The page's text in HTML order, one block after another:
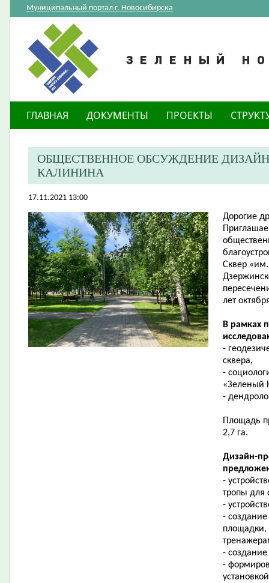
Муниципальный портал г. Новосибирска
ГЛАВНАЯ ДОКУМЕНТЫ ПРОЕКТЫ
ОБЩЕСТВЕННОЕ ОБСУЖДЕНИЕ
КАЛИНИНА
17.11.2021 13:00
Дорогие
Сквер
лет
В рамках
-
сквера,
-
«Зеленый
-
Площадь
2,7 га.
Дизайн-
-
тропы для
-
-
площадки,
-
-